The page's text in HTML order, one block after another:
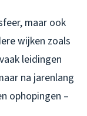
maar ook
wijken zoals
leidingen
na jarenlang
ophopingen –